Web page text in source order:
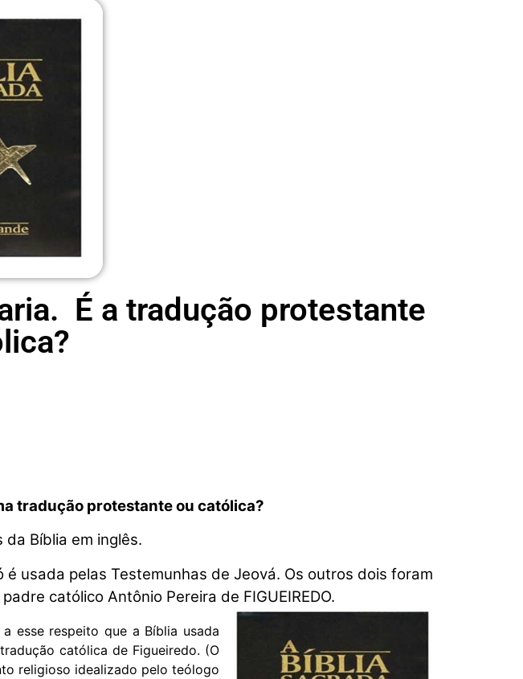
É a tradução protestante
tradução protestante ou católica?
Bíblia em inglês.
usada pelas Testemunhas de Jeová. Os outros dois foram
católico Antônio Pereira de FIGUEIREDO.
esse respeito que a Bíblia usada
católica de Figueiredo. (O
religioso idealizado pelo teólogo